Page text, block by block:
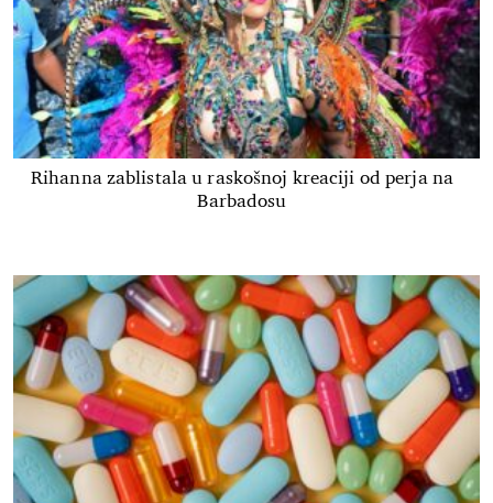
Rihanna zablistala u raskošnoj kreaciji od perja na
Barbadosu